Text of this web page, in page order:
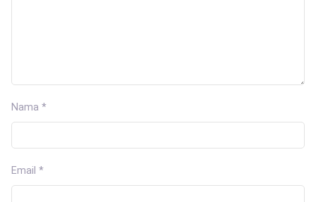
Nama *
Email *